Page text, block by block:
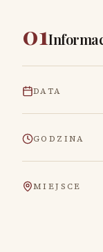
01
DATA
GODZINA
MIEJSCE